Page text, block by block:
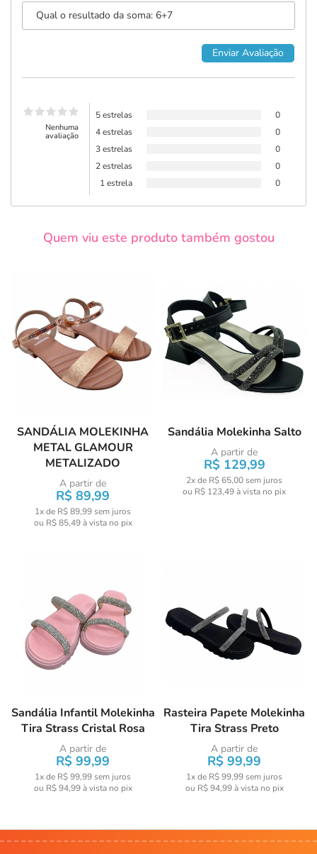
Nenhuma
avaliação
5 estrelas
0
4 estrelas
0
3 estrelas
0
2 estrelas
0
1 estrela
0
Quem viu este produto também gostou
SANDÁLIA MOLEKINHA
METAL GLAMOUR
METALIZADO
A partir de
R$ 89,99
1x de R$ 89,99sem juros
ou R$ 85,49à vista no pix
Sandália Molekinha Salto
A partir de
R$ 129,99
2x de R$ 65,00sem juros
ou R$ 123,49à vista no pix
Sandália Infantil Molekinha
Tira Strass Cristal Rosa
A partir de
R$ 99,99
1x de R$ 99,99sem juros
ou R$ 94,99à vista no pix
Rasteira Papete Molekinha
Tira Strass Preto
A partir de
R$ 99,99
1x de R$ 99,99sem juros
ou R$ 94,99à vista no pix